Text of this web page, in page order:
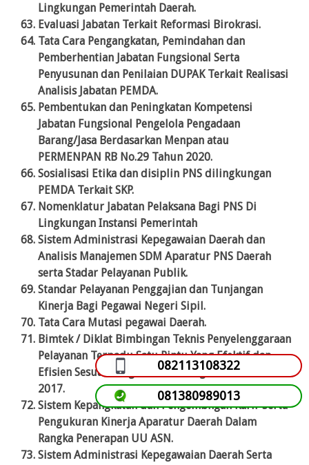
Lingkungan Pemerintah Daerah.
Evaluasi Jabatan Terkait Reformasi Birokrasi.
Tata Cara Pengangkatan, Pemindahan dan
Pemberhentian Jabatan Fungsional Serta
Penyusunan dan Penilaian DUPAK Terkait Realisasi
Analisis Jabatan PEMDA.
Pembentukan dan Peningkatan Kompetensi
Jabatan Fungsional Pengelola Pengadaan
Barang/Jasa Berdasarkan Menpan atau
PERMENPAN RB No.29 Tahun 2020.
Sosialisasi Etika dan disiplin PNS dilingkungan
PEMDA Terkait SKP.
Nomenklatur Jabatan Pelaksana Bagi PNS Di
Lingkungan Instansi Pemerintah
Sistem Administrasi Kepegawaian Daerah dan
Analisis Manajemen SDM Aparatur PNS Daerah
serta Stadar Pelayanan Publik.
Standar Pelayanan Penggajian dan Tunjangan
Kinerja Bagi Pegawai Negeri Sipil.
Tata Cara Mutasi pegawai Daerah.
Bimtek / Diklat Bimbingan Teknis Penyelenggaraan
Pelayanan Terpadu Satu Pintu Yang Efektif dan
Efisien Sesuai Dengan Permendagri No. 138 Tahun
2017.
Sistem Kepangkatan dan Pengembngan Karir Serta
Pengukuran Kinerja Aparatur Daerah Dalam
Rangka Penerapan UU ASN.
Sistem Administrasi Kepegawaian Daerah Serta
082113108322
081380989013